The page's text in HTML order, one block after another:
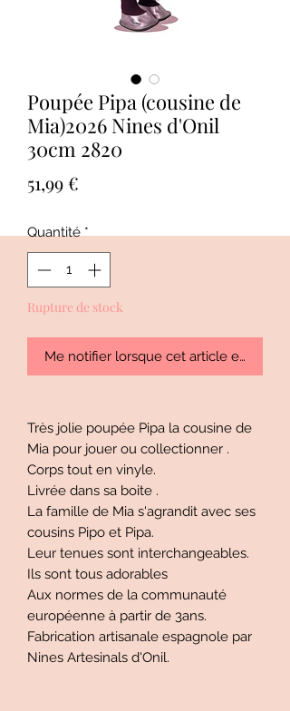
Poupée Pipa (cousine de
Mia)2026 Nines d'Onil
30cm 2820
51,99 €
Quantité *
Rupture de stock
Me notifier lorsque cet article est
Très jolie poupée Pipa la cousine de
Mia pour jouer ou collectionner .
Corps tout en vinyle.
Livrée dans sa boite .
La famille de Mia s'agrandit avec ses
cousins Pipo et Pipa.
Leur tenues sont interchangeables.
Ils sont tous adorables
Aux normes de la communauté
européenne à partir de 3ans.
Fabrication artisanale espagnole par
Nines Artesinals d'Onil.